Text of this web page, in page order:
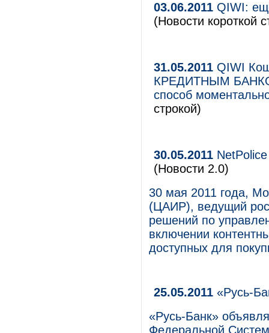
03.06.2011 QIWI:
(Новости короткой
31.05.2011 QIWI
КРЕДИТНЫМ
способ
строкой)
30.05.2011
(Новости 2.0)
30 мая 2011 года,
(ЦАИР), ведущий
решений по
включении
доступных для
25.05.2011 «Русь-
«Русь-Банк»
Федеральной